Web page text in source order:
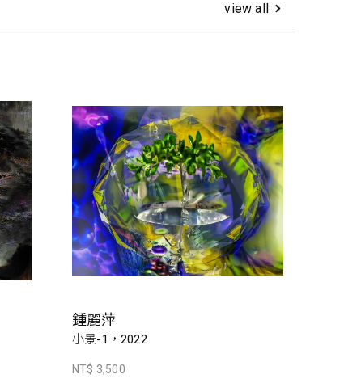
view all
鍾麗萍
小景-1，2022
NT$ 3,500